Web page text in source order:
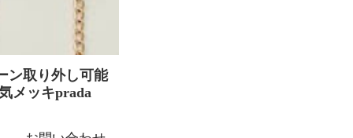
ン取り外し可能
メッキprada